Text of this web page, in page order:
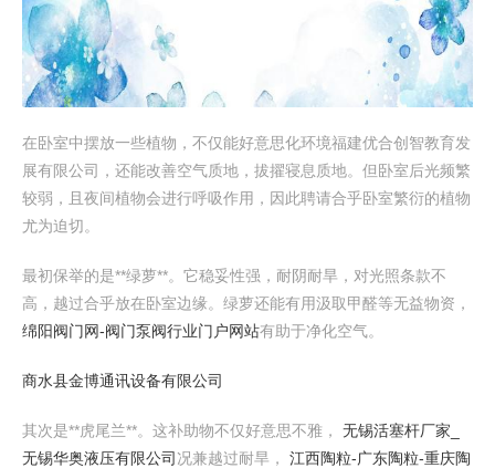
在卧室中摆放一些植物，不仅能好意思化环境福建优合创智教育发
展有限公司，还能改善空气质地，拔擢寝息质地。但卧室后光频繁
较弱，且夜间植物会进行呼吸作用，因此聘请合乎卧室繁衍的植物
尤为迫切。
最初保举的是**绿萝**。它稳妥性强，耐阴耐旱，对光照条款不
高，越过合乎放在卧室边缘。绿萝还能有用汲取甲醛等无益物资，
绵阳阀门网-阀门泵阀行业门户网站有助于净化空气。
商水县金博通讯设备有限公司
其次是**虎尾兰**。这补助物不仅好意思不雅， 无锡活塞杆厂家_
无锡华奥液压有限公司 况兼越过耐旱， 江西陶粒-广东陶粒-重庆陶